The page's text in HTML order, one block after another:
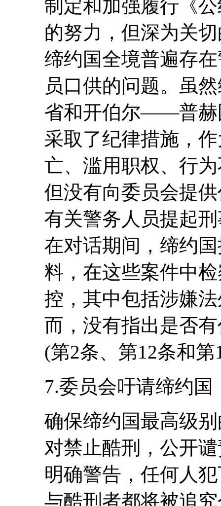
制定和加强履行《
的努力，但深为关
缔约国全境普遍存
员口供的问题。虽
省和开伯尔――普赫
采取了纪律措施，
亡、滥用职权、行
但没有向委员会提
有关警务人员提起
在对话期间，缔约
料，在这些案件中
控，其中包括涉嫌
而，没有指出是否
(第2条、第12条和第
7.委员会吁请缔约国
确保缔约国最高级
对禁止酷刑，公开
明确警告，任何人
与酷刑者都将被追